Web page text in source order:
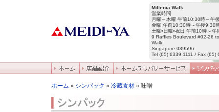
Millenia Walk
営業時間
月曜～木曜 午前10:30時～午
金曜 午前10:30時～午後9:30
土曜•日曜•祝日 午前10時～午
9 Raffles Boulevard #02-26
Walk,
Singapore 039596
Tel (65) 6339 1111 / Fax (65)
ホーム » シンパック » 冷蔵食材 » 味噌